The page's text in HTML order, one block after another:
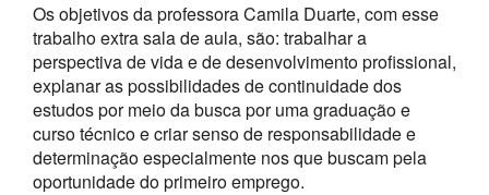
Os objetivos da professora Camila Duarte, com esse
trabalho extra sala de aula, são: trabalhar a
perspectiva de vida e de desenvolvimento profissional,
explanar as possibilidades de continuidade dos
estudos por meio da busca por uma graduação e
curso técnico e criar senso de responsabilidade e
determinação especialmente nos que buscam pela
oportunidade do primeiro emprego.